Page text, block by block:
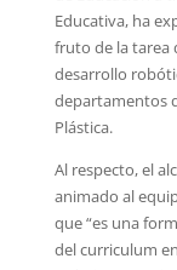
Educativa, ha
fruto de la tarea
desarrollo
departamentos
Plástica.
Al respecto, el
animado al
que “es una
del curriculum